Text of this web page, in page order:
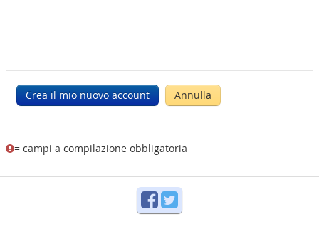
= campi a compilazione obbligatoria
Facebook
Twitter